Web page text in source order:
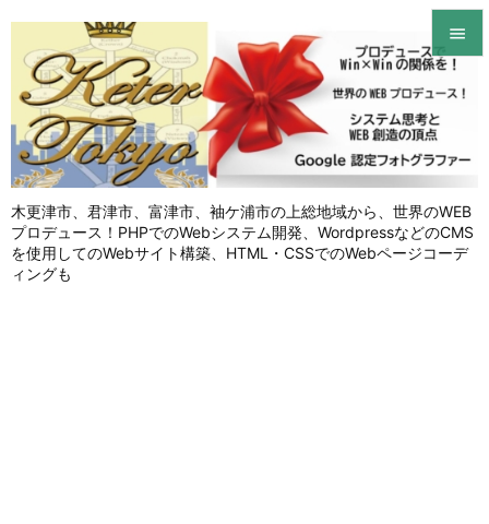
木更津市、君津市、富津市、袖ケ浦市の上総地域から、世界のWEB
プロデュース！PHPでのWebシステム開発、WordpressなどのCMS
を使用してのWebサイト構築、HTML・CSSでのWebページコーデ
ィングも


メニュ
サイド

前へ
